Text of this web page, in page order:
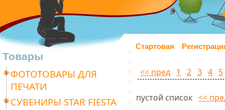
Стартовая
Товары
ФОТОТОВАРЫ ДЛЯ
ПЕЧАТИ
СУВЕНИРЫ STAR FIESTA
<< пред 1 2 3 4 5
пустой список <<